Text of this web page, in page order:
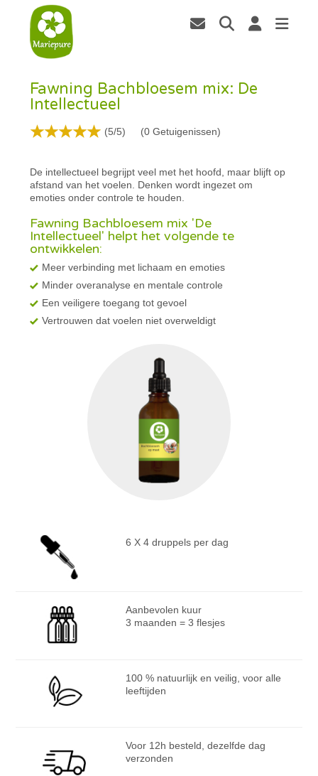
Fawning Bachbloesem mix: De
Intellectueel
(5/5) (0 Getuigenissen)
De intellectueel begrijpt veel met het hoofd, maar blijft op
afstand van het voelen. Denken wordt ingezet om
emoties onder controle te houden.
Fawning Bachbloesem mix 'De
Intellectueel' helpt het volgende te
ontwikkelen:
Meer verbinding met lichaam en emoties
Minder overanalyse en mentale controle
Een veiligere toegang tot gevoel
Vertrouwen dat voelen niet overweldigt
6 X 4 druppels per dag
Aanbevolen kuur
3 maanden = 3 flesjes
100 % natuurlijk en veilig, voor alle
leeftijden
Voor 12h besteld, dezelfde dag
verzonden